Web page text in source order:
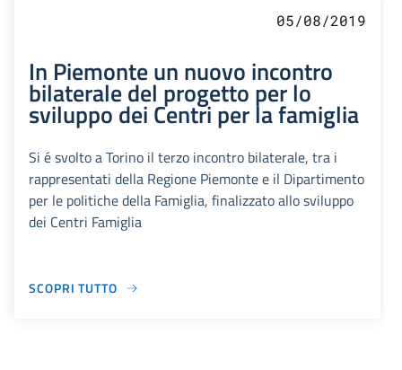
05/08/2019
In Piemonte un nuovo incontro
bilaterale del progetto per lo
sviluppo dei Centri per la famiglia
Si é svolto a Torino il terzo incontro bilaterale, tra i
rappresentati della Regione Piemonte e il Dipartimento
per le politiche della Famiglia, finalizzato allo sviluppo
dei Centri Famiglia
SCOPRI TUTTO